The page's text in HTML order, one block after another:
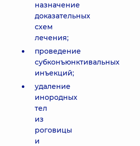
назначение
доказательных
схем
лечения;
проведение
субконъюнктивальных
инъекций;
удаление
инородных
тел
из
роговицы
и